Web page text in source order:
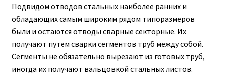
Подвидом отводов стальных наиболее ранних и
обладающих самым широким рядом типоразмеров
были и остаются отводы сварные секторные. Их
получают путем сварки сегментов труб между собой.
Сегменты не обязательно вырезают из готовых труб,
иногда их получают вальцовкой стальных листов.